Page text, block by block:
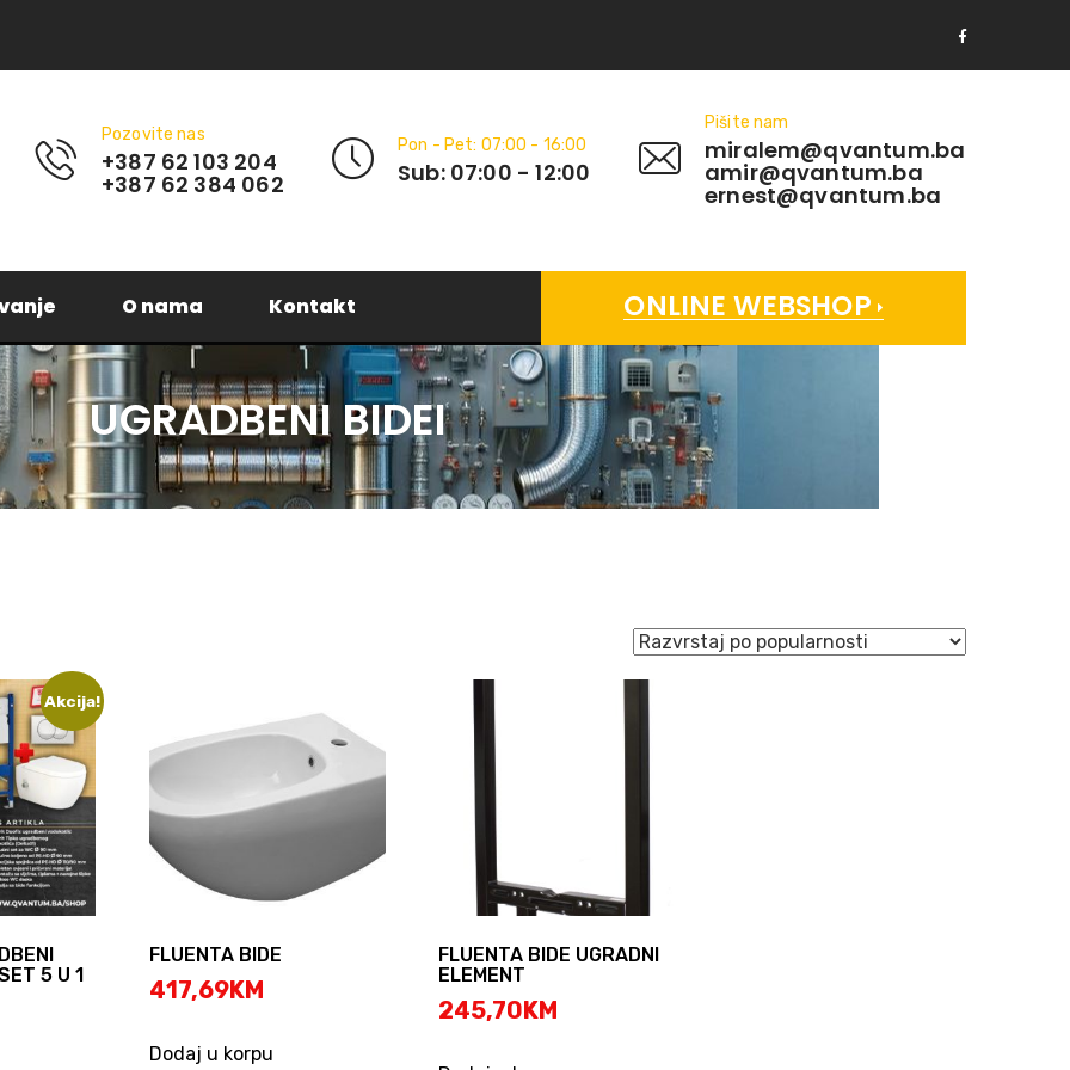
Pozovite nas
+387 62 103 204
+387 62 384 062
Pon - Pet: 07:00 - 16:00
Sub: 07:00 - 12:00
Pišite nam
miralem@qvantum.ba
amir@qvantum.ba
ernest@qvantum.ba
O nama Kontakt ONLINE WEBSHOP
UGRADBENI BIDEI
Akcija!
5 U 1
FLUENTA BIDE
417,69KM
Dodaj u korpu
FLUENTA BIDE UGRADNI
ELEMENT
245,70KM